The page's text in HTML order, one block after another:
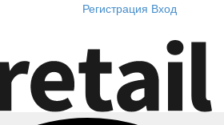
Регистрация Вход